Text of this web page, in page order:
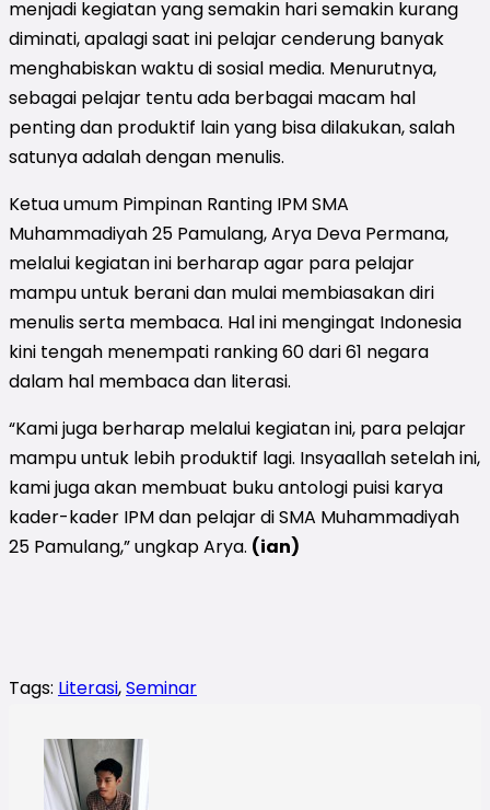
menjadi kegiatan yang semakin hari semakin kurang
diminati, apalagi saat ini pelajar cenderung banyak
menghabiskan waktu di sosial media. Menurutnya,
sebagai pelajar tentu ada berbagai macam hal
penting dan produktif lain yang bisa dilakukan, salah
satunya adalah dengan menulis.
Ketua umum Pimpinan Ranting IPM SMA
Muhammadiyah 25 Pamulang, Arya Deva Permana,
melalui kegiatan ini berharap agar para pelajar
mampu untuk berani dan mulai membiasakan diri
menulis serta membaca. Hal ini mengingat Indonesia
kini tengah menempati ranking 60 dari 61 negara
dalam hal membaca dan literasi.
“Kami juga berharap melalui kegiatan ini, para pelajar
mampu untuk lebih produktif lagi. Insyaallah setelah ini,
kami juga akan membuat buku antologi puisi karya
kader-kader IPM dan pelajar di SMA Muhammadiyah
25 Pamulang,” ungkap Arya. (ian)
Tags: Literasi,Seminar